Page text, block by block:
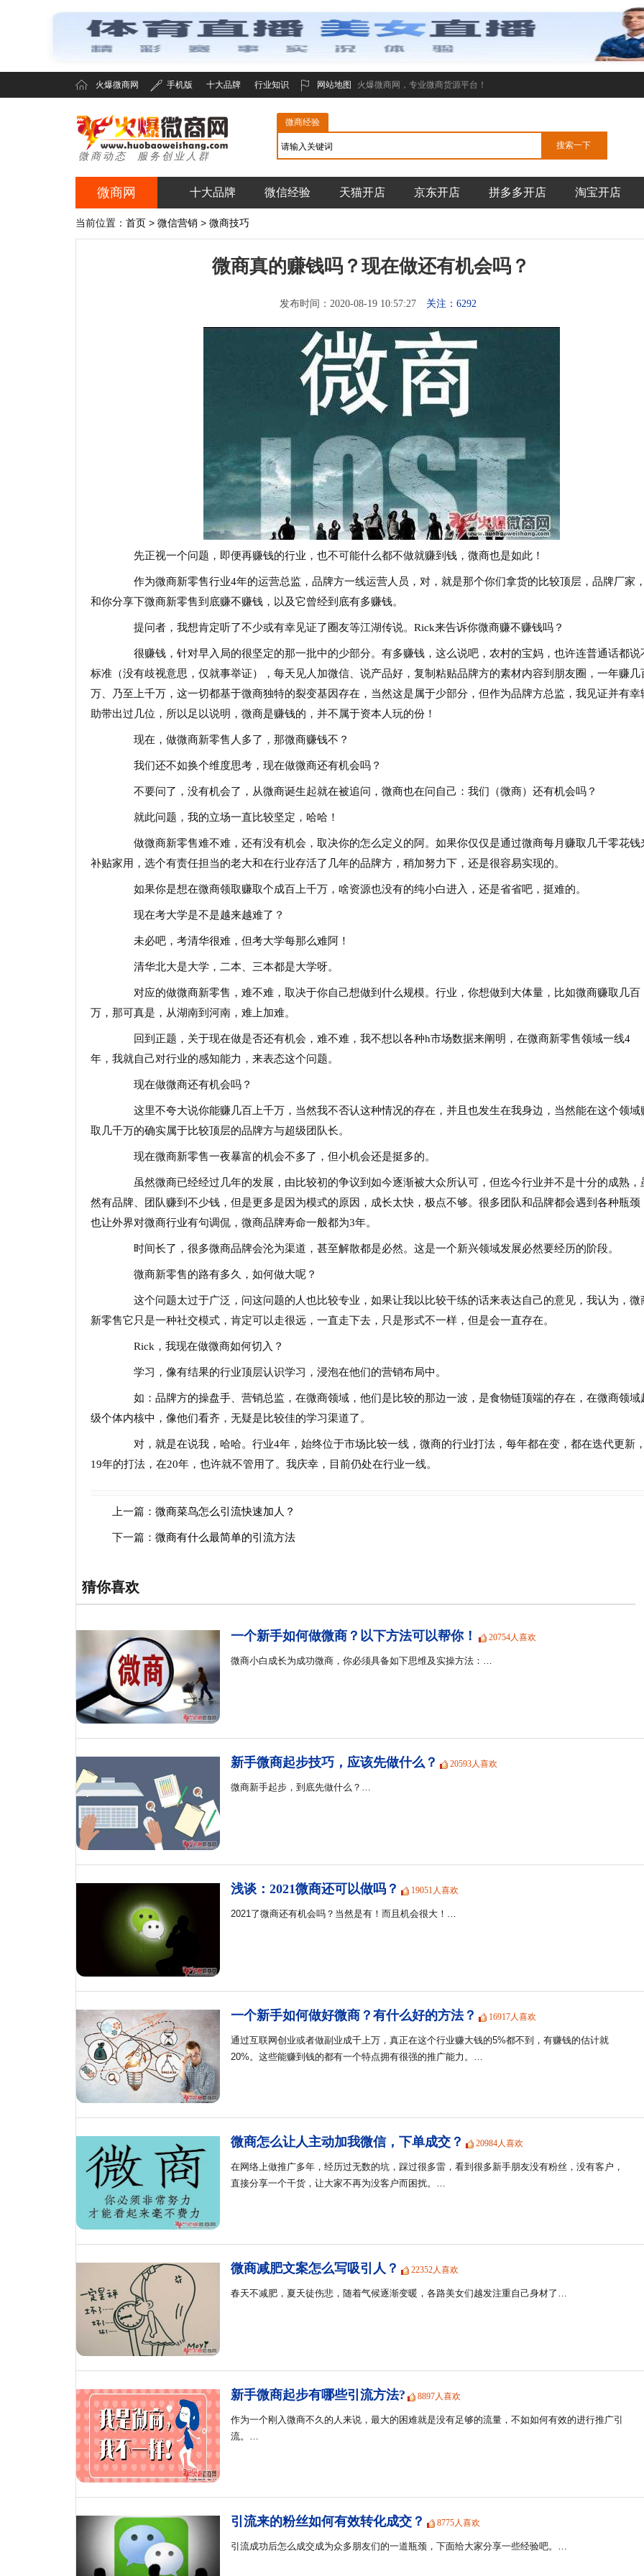
火爆微商网 手机版 十大品牌 行业知识 网站地图 火爆微商网，专业微商货源平台！
火爆微商网
微商动态 服务创业人群
微商经验
微商网 十大品牌 微信经验 天猫开店 京东开店 拼多多开店 淘宝开店
当前位置： 首页> 微信营销> 微商技巧
微商真的赚钱吗？现在做还有机会吗？
发布时间：2020-08-19 10:57:27 关注：6292
先正视一个问题，即便再赚钱的行业，也不可能什么都不做就赚到钱，微商也是如此！
作为微商新零售行业4年的运营总监，品牌方一线运营人员，对，就是那个你们拿货的比较顶层，品牌厂家，
和你分享下微商新零售到底赚不赚钱，以及它曾经到底有多赚钱。
提问者，我想肯定听了不少或有幸见证了圈友等江湖传说。Rick来告诉你微商赚不赚钱吗？
很赚钱，针对早入局的很坚定的那一批中的少部分。有多赚钱，这么说吧，农村的宝妈，也许连普通话都说
标准（没有歧视意思，仅就事举证），每天见人加微信、说产品好，复制粘贴品牌方的素材内容到朋友圈，一年赚几
万、乃至上千万，这一切都基于微商独特的裂变基因存在，当然这是属于少部分，但作为品牌方总监，我见证并有幸
助带出过几位，所以足以说明，微商是赚钱的，并不属于资本人玩的份！
现在，做微商新零售人多了，那微商赚钱不？
我们还不如换个维度思考，现在做微商还有机会吗？
不要问了，没有机会了，从微商诞生起就在被追问，微商也在问自己：我们（微商）还有机会吗？
就此问题，我的立场一直比较坚定，哈哈！
做微商新零售难不难，还有没有机会，取决你的怎么定义的阿。如果你仅仅是通过微商每月赚取几千零花钱
补贴家用，选个有责任担当的老大和在行业存活了几年的品牌方，稍加努力下，还是很容易实现的。
如果你是想在微商领取赚取个成百上千万，啥资源也没有的纯小白进入，还是省省吧，挺难的。
现在考大学是不是越来越难了？
未必吧，考清华很难，但考大学每那么难阿！
清华北大是大学，二本、三本都是大学呀。
对应的做微商新零售，难不难，取决于你自己想做到什么规模。行业，你想做到大体量，比如微商赚取几百
万，那可真是，从湖南到河南，难上加难。
回到正题，关于现在做是否还有机会，难不难，我不想以各种h市场数据来阐明，在微商新零售领域一线4
年，我就自己对行业的感知能力，来表态这个问题。
现在做微商还有机会吗？
这里不夸大说你能赚几百上千万，当然我不否认这种情况的存在，并且也发生在我身边，当然能在这个领域
取几千万的确实属于比较顶层的品牌方与超级团队长。
现在微商新零售一夜暴富的机会不多了，但小机会还是挺多的。
虽然微商已经经过几年的发展，由比较初的争议到如今逐渐被大众所认可，但迄今行业并不是十分的成熟，
然有品牌、团队赚到不少钱，但是更多是因为模式的原因，成长太快，极点不够。很多团队和品牌都会遇到各种瓶颈
也让外界对微商行业有句调侃，微商品牌寿命一般都为3年。
时间长了，很多微商品牌会沦为渠道，甚至解散都是必然。这是一个新兴领域发展必然要经历的阶段。
微商新零售的路有多久，如何做大呢？
这个问题太过于广泛，问这问题的人也比较专业，如果让我以比较干练的话来表达自己的意见，我认为，微
新零售它只是一种社交模式，肯定可以走很远，一直走下去，只是形式不一样，但是会一直存在。
Rick，我现在做微商如何切入？
学习，像有结果的行业顶层认识学习，浸泡在他们的营销布局中。
如：品牌方的操盘手、营销总监，在微商领域，他们是比较的那边一波，是食物链顶端的存在，在微商领域
级个体内核中，像他们看齐，无疑是比较佳的学习渠道了。
对，就是在说我，哈哈。行业4年，始终位于市场比较一线，微商的行业打法，每年都在变，都在迭代更新，
19年的打法，在20年，也许就不管用了。我庆幸，目前仍处在行业一线。
上一篇： 微商菜鸟怎么引流快速加人？
下一篇： 微商有什么最简单的引流方法
猜你喜欢
一个新手如何做微商？以下方法可以帮你！ 20754人喜欢
微商小白成长为成功微商，你必须具备如下思维及实操方法：…
新手微商起步技巧，应该先做什么？ 20593人喜欢
微商新手起步，到底先做什么？…
浅谈：2021微商还可以做吗？ 19051人喜欢
2021了微商还有机会吗？当然是有！而且机会很大！…
一个新手如何做好微商？有什么好的方法？ 16917人喜欢
通过互联网创业或者做副业成千上万，真正在这个行业赚大钱的5%都不到，有赚钱的估计就
20%。这些能赚到钱的都有一个特点拥有很强的推广能力。…
微商怎么让人主动加我微信，下单成交？ 20984人喜欢
在网络上做推广多年，经历过无数的坑，踩过很多雷，看到很多新手朋友没有粉丝，没有客户，
直接分享一个干货，让大家不再为没客户而困扰。…
微商减肥文案怎么写吸引人？ 22352人喜欢
春天不减肥，夏天徒伤悲，随着气候逐渐变暖，各路美女们越发注重自己身材了…
新手微商起步有哪些引流方法? 8897人喜欢
作为一个刚入微商不久的人来说，最大的困难就是没有足够的流量，不如如何有效的进行推广引
流。…
引流来的粉丝如何有效转化成交？ 8775人喜欢
引流成功后怎么成交成为众多朋友们的一道瓶颈，下面给大家分享一些经验吧。…